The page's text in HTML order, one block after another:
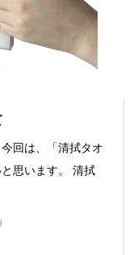
回は、「清拭タオ
思います。 清拭